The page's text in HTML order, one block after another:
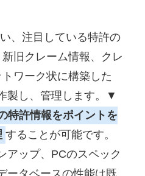
、注目している特許の
旧クレーム情報、クレ
ワーク状に構築した
製し、管理します。▼
特許情報をポイントを
することが可能です。
アップ、PCのスペック